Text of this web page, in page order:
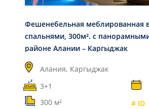
Фешенебельная меблированная
спальнями, 300м². с
районе Алании – Каргыджак
Алания, Каргыджак
3+1
300 м²
# ID